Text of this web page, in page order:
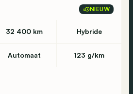
NIEUW
32 400 km Hybride
Automaat 123 g/km